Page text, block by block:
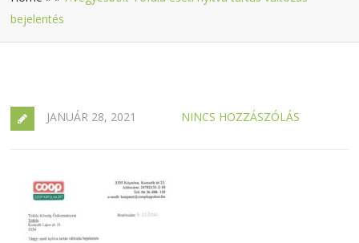
bejelentés
JANUÁR 28, 2021 NINCS HOZZÁSZÓLÁS